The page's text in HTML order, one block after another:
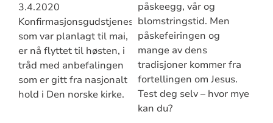
3.4.2020
Konfirmasjonsgudstjenestene
som var planlagt til mai,
er nå flyttet til høsten, i
tråd med anbefalingen
som er gitt fra nasjonalt
hold i Den norske kirke.
påskeegg, vår og
blomstringstid. Men
påskefeiringen og
mange av dens
tradisjoner kommer fra
fortellingen om Jesus.
Test deg selv – hvor mye
kan du?